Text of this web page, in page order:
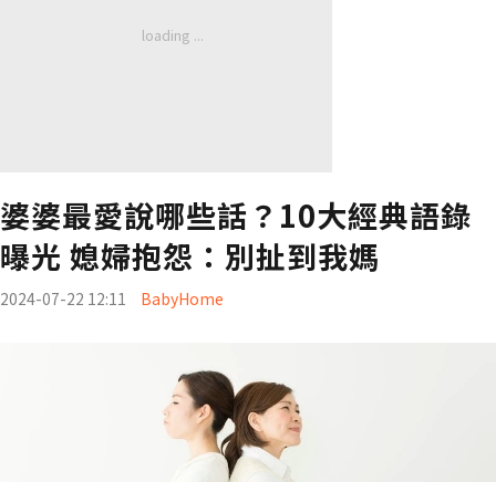
婆婆最愛說哪些話？10大經典語錄
曝光 媳婦抱怨：別扯到我媽
2024-07-22 12:11 BabyHome